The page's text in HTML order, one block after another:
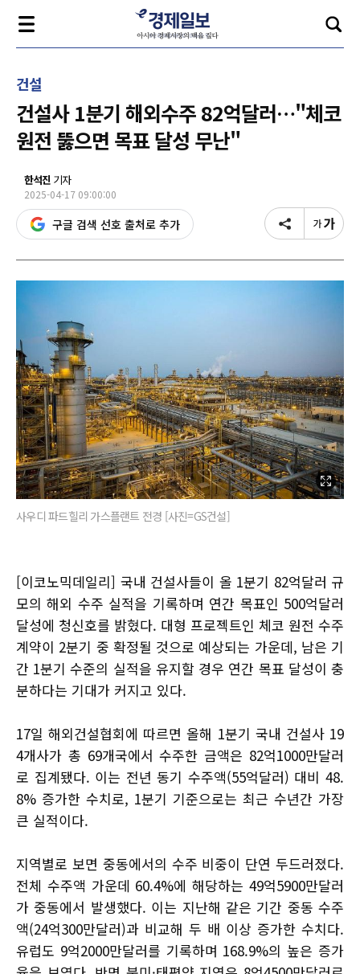
건설
건설사 1분기 해외수주 82억달러…"체코
원전 뚫으면 목표 달성 무난"
한석진 기자
2025-04-17 09:00:00
구글 검색 선호 출처로 추가
사우디 파드힐리 가스플랜트 전경 [사진=GS건설]
[이코노믹데일리] 국내 건설사들이 올 1분기 82억달러 규
모의 해외 수주 실적을 기록하며 연간 목표인 500억달러
달성에 청신호를 밝혔다. 대형 프로젝트인 체코 원전 수주
계약이 2분기 중 확정될 것으로 예상되는 가운데, 남은 기
간 1분기 수준의 실적을 유지할 경우 연간 목표 달성이 충
분하다는 기대가 커지고 있다.
17일 해외건설협회에 따르면 올해 1분기 국내 건설사 19
4개사가 총 69개국에서 수주한 금액은 82억1000만달러
로 집계됐다. 이는 전년 동기 수주액(55억달러) 대비 48.
8% 증가한 수치로, 1분기 기준으로는 최근 수년간 가장
큰 실적이다.
지역별로 보면 중동에서의 수주 비중이 단연 두드러졌다.
전체 수주액 가운데 60.4%에 해당하는 49억5900만달러
가 중동에서 발생했다. 이는 지난해 같은 기간 중동 수주
액(24억300만달러)과 비교해 두 배 이상 증가한 수치다.
유럽도 9억2000만달러를 기록하며 168.9%의 높은 증가